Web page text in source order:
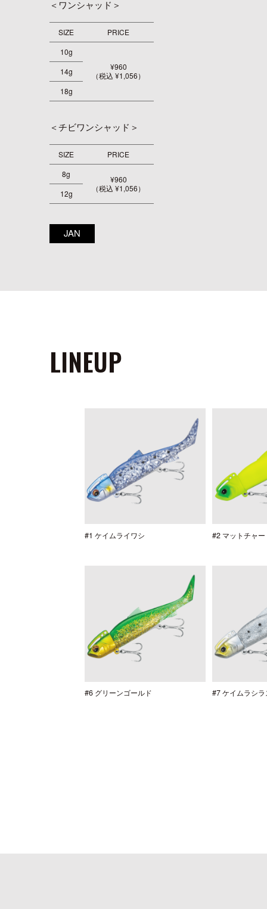
＜ワンシャッド＞
SIZE
PRICE
10g
¥960
（税込 ¥1,056）
14g
18g
＜チビワンシャッド＞
SIZE
PRICE
8g
¥960
（税込 ¥1,056）
12g
JAN
LINEUP
#1 ケイムライワシ #2 マットチャ
#6 グリーンゴールド #7 ケイムラシ